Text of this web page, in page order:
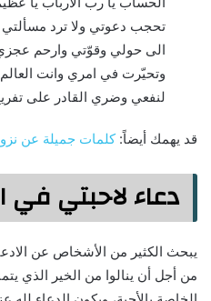
تحجب دعوتي ولا ترد مسألتي
الى حولي وقوّتي وارحم
وتحيّرت في امري وانت
لنفعي وضري القادر على
قد يهمك أيضاً:كلمات جميلة عن
دعاء لاحبتي في
يبحث الكثير من الأشخاص عن
من أجل أن ينالوا من الخير الذي